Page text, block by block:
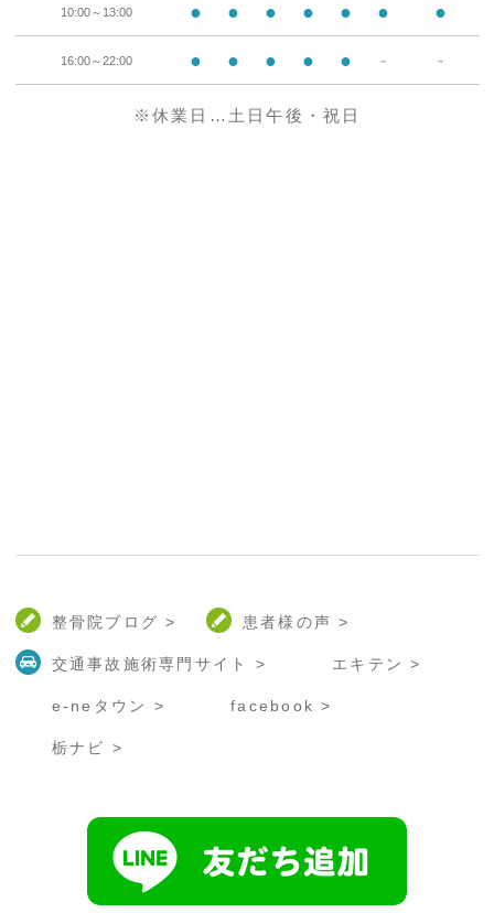
10:00～13:00 ● ● ● ● ● ● ●
16:00～22:00 ● ● ● ● ● － －
※休業日…土日午後・祝日
整骨院ブログ > 患者様の声 >
交通事故施術専門サイト > エキテン >
e-neタウン > facebook >
栃ナビ >